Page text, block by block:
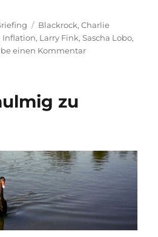
Schlagwörter
Blackrock,Charlie
Inflation, Larry Fink,Sascha Lobo,
einen Kommentarzu
Big
Read
zu